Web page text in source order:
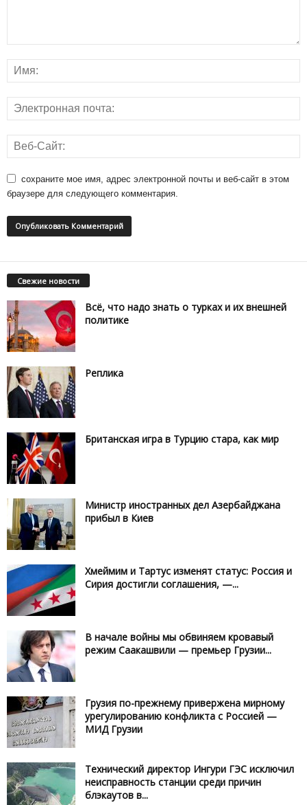
сохраните мое имя, адрес электронной почты и веб-сайт в этом
браузере для следующего комментария.
Свежие новости
Всё, что надо знать о турках и их внешней
политике
Реплика
Британская игра в Турцию стара, как мир
Министр иностранных дел Азербайджана
прибыл в Киев
Хмеймим и Тартус изменят статус: Россия и
Сирия достигли соглашения, —...
В начале войны мы обвиняем кровавый
режим Саакашвили — премьер Грузии...
Грузия по-прежнему привержена мирному
урегулированию конфликта с Россией —
МИД Грузии
Технический директор Ингури ГЭС исключил
неисправность станции среди причин
блэкаутов в...